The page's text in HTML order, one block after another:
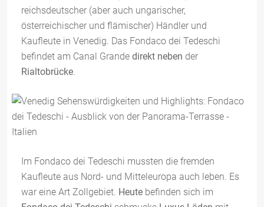
reichsdeutscher (aber auch ungarischer,
österreichischer und flämischer) Händler und
Kaufleute in Venedig. Das Fondaco dei Tedeschi
befindet am Canal Grande direkt neben der
Rialtobrücke.
Im Fondaco dei Tedeschi mussten die fremden
Kaufleute aus Nord- und Mitteleuropa auch leben. Es
war eine Art Zollgebiet. Heute befinden sich im